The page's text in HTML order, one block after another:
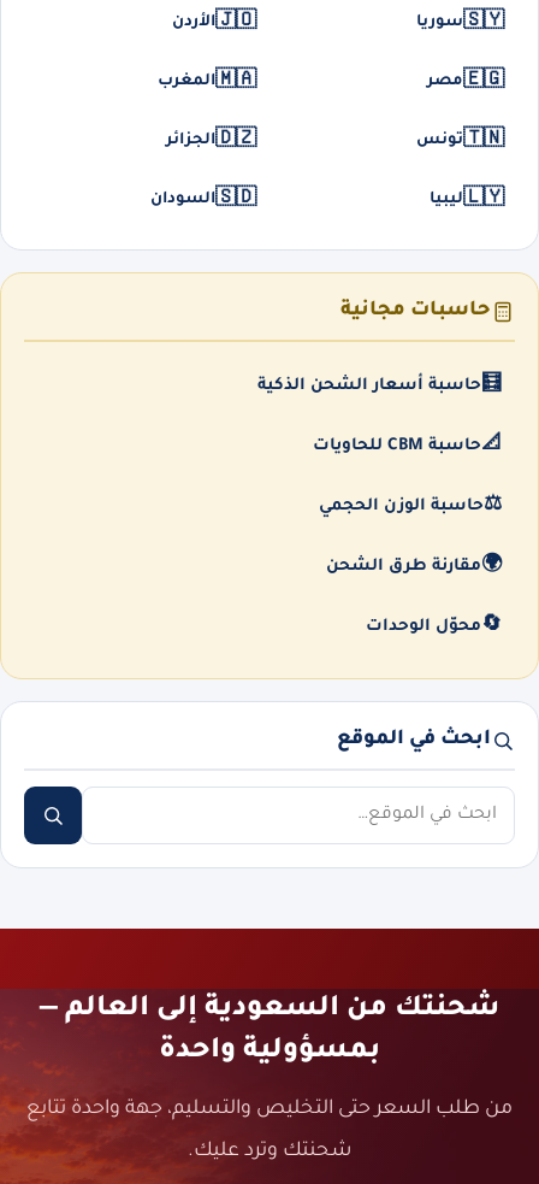
🇸🇾سوريا 🇯🇴الأردن
🇪🇬مصر 🇲🇦المغرب
🇹🇳تونس 🇩🇿الجزائر
🇱🇾ليبيا 🇸🇩السودان
حاسبات مجانية
🧮حاسبة أسعار الشحن الذكية
📐حاسبة CBM للحاويات
⚖️حاسبة الوزن الحجمي
🌍مقارنة طرق الشحن
🔄 محوّل الوحدات
ابحث في الموقع
ابحث
شحنتك من السعودية إلى العالم —
بمسؤولية واحدة
من طلب السعر حتى التخليص والتسليم، جهة واحدة تتابع
شحنتك وترد عليك.